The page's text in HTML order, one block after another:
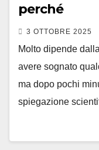
perché
3 OTTOBRE 2025
Molto dipende
avere sognato
ma dopo pochi
spiegazione